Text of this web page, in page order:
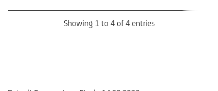
Showing 1 to 4 of 4 entries